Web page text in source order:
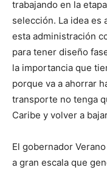
trabajando en la
selección. La idea es
esta administración
para tener diseño
la importancia que
porque va a ahorrar
transporte no tenga
Caribe y volver a
El gobernador
a gran escala que